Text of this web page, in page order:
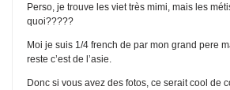
Perso, je trouve les viet très mimi, mais les
quoi?????
Moi je suis 1/4 french de par mon grand pere
reste c’est de l’asie.
Donc si vous avez des fotos, ce serait cool de